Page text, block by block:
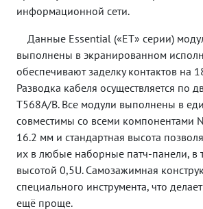
информационной сети.
Данные Essential («ET» серии)
выполнены в экранированном
обеспечивают заделку контактов на
Разводка кабеля осуществляется по
T568A/B. Все модули выполнены в
совместимы со всеми компонентами
16.2 мм и стандартная высота
их в любые наборные патч-панели, в
высотой 0,5U. Самозажимная
специального инструмента, что
ещё проще.